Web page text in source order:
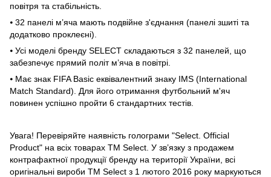
повітря та стабільність.
⦁ 32 панелі м’яча мають подвійне з'єднання (панелі зшиті та
додатково проклеєні).
⦁ Усі моделі бренду SELECT складаються з 32 панелей, що
забезпечує прямий політ м’яча в повітрі.
⦁ Має знак FIFA Basic еквівалентний знаку IMS (International
Match Standard). Для його отримання футбольний м'яч
повинен успішно пройти 6 стандартних тестів.
Увага! Перевіряйте наявність голограми "Select. Official
Product" на всіх товарах TM Select. У зв’язку з продажем
контрафактної продукції бренду на території України, всі
оригінальні вироби TM Select з 1 лютого 2016 року маркуються